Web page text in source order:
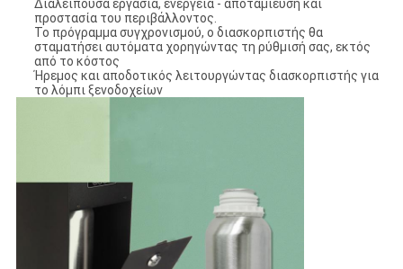
Διαλείπουσα εργασία, ενέργεια - αποταμίευση και
προστασία του περιβάλλοντος.
Το πρόγραμμα συγχρονισμού, ο διασκορπιστής θα
σταματήσει αυτόματα χορηγώντας τη ρύθμισή σας, εκτός
από το κόστος
Ήρεμος και αποδοτικός λειτουργώντας διασκορπιστής για
το λόμπι ξενοδοχείων